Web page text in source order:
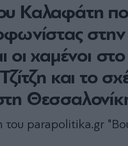
Καλαφάτη
οι χαμένοι
και το
του parapolitika.gr